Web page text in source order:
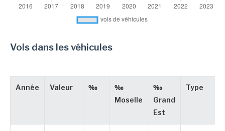
Vols dans les véhicules
Année Valeur ‰
‰
Moselle
‰
Grand
Est
Type